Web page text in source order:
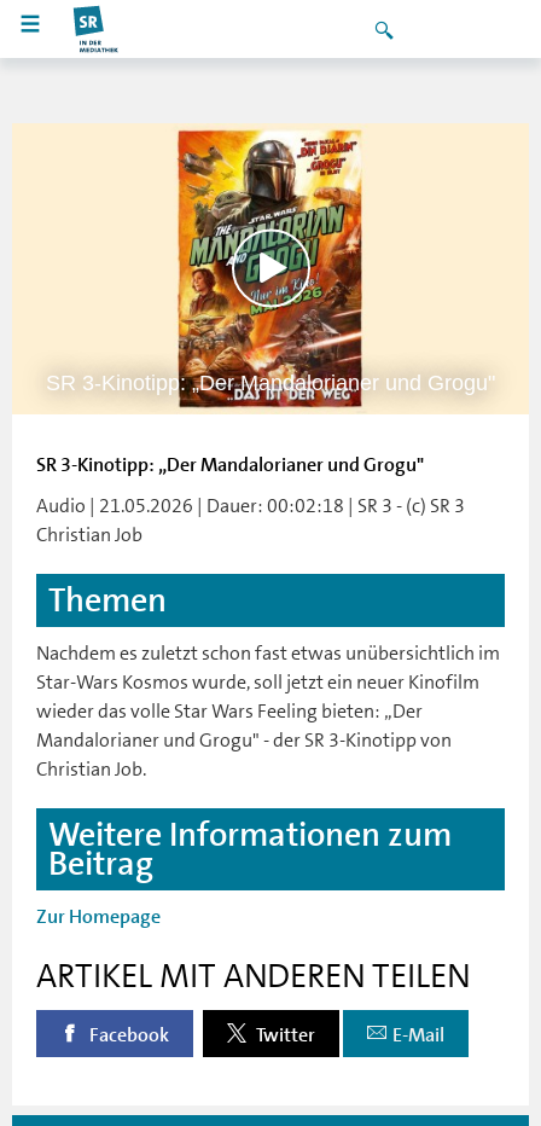
SR 3-Kinotipp: „Der Mandalorianer und Grogu"
SR 3-Kinotipp: „Der Mandalorianer und Grogu"
Audio | 21.05.2026 | Dauer: 00:02:18 | SR 3 - (c) SR 3
Christian Job
Themen
Nachdem es zuletzt schon fast etwas unübersichtlich im
Star-Wars Kosmos wurde, soll jetzt ein neuer Kinofilm
wieder das volle Star Wars Feeling bieten: „Der
Mandalorianer und Grogu" - der SR 3-Kinotipp von
Christian Job.
Weitere Informationen zum
Beitrag
Zur Homepage
ARTIKEL MIT ANDEREN TEILEN
Facebook Twitter E-Mail